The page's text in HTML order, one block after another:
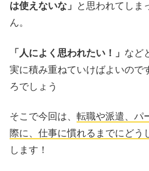
は使えないな」
と思われてしま
ん。
「人によく思われたい！」 など
実に積み重ねていけばよいので
ろでしょう
そこで今回は、 転職や派遣、パ
際に、仕事に慣れるまでにどう
します！